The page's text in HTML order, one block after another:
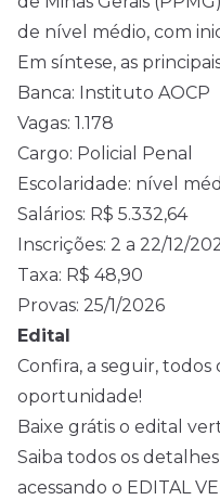
de nível médio, com
Em síntese, as
Banca: Instituto AOCP
Vagas: 1.178
Cargo: Policial Penal
Escolaridade: nível
Salários: R$ 5.332,64
Inscrições: 2 a 22/12/
Taxa: R$ 48,90
Provas: 25/1/2026
Edital
Confira, a seguir, todos
oportunidade!
Baixe grátis o edital
Saiba todos os
acessando o EDITAL